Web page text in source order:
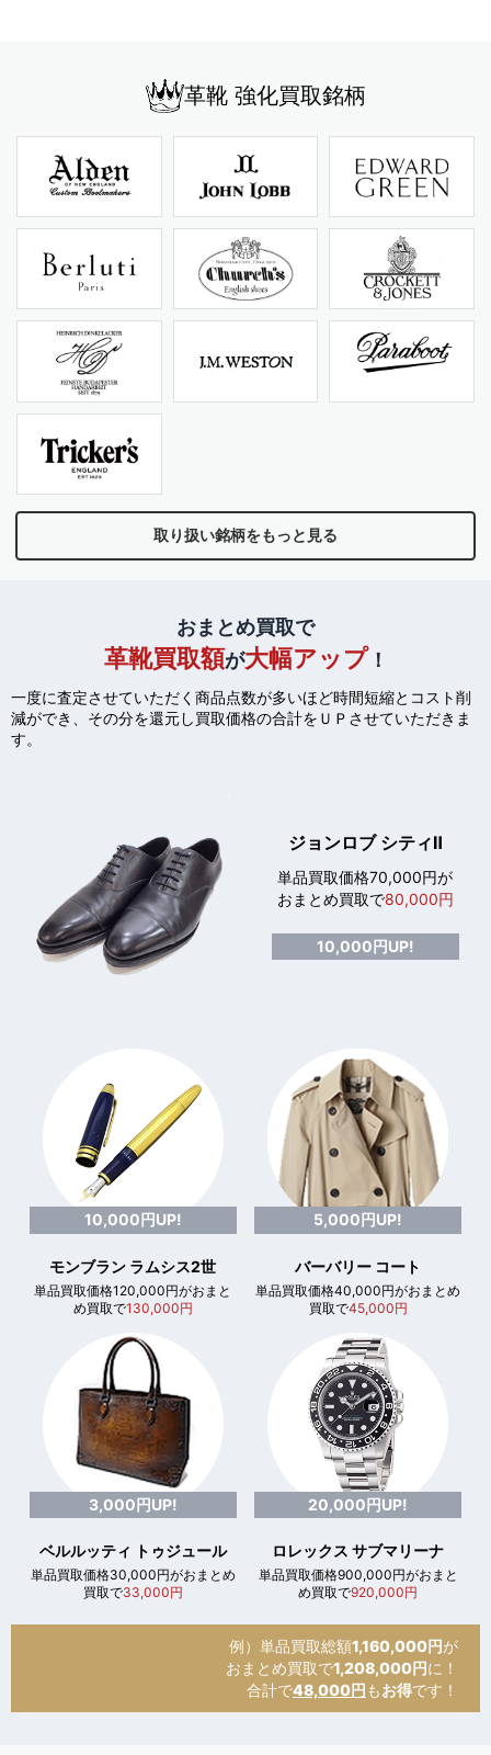
革靴 強化買取銘柄
取り扱い銘柄をもっと見る
おまとめ買取で
革靴買取額が大幅アップ！
一度に査定させていただく商品点数が多いほど時間短縮とコスト削
減ができ、 その分を還元し買取価格の合計をＵＰさせていただきま
す。
ジョンロブ シティⅡ
単品買取価格70,000円が
おまとめ買取で80,000円
10,000円UP!
10,000円UP!
モンブラン ラムシス2世
単品買取価格120,000円がおまと
め買取で130,000円
5,000円UP!
バーバリー コート
単品買取価格40,000円がおまとめ
買取で45,000円
3,000円UP!
ベルルッティ トゥジュール
単品買取価格30,000円がおまとめ
買取で33,000円
20,000円UP!
ロレックス サブマリーナ
単品買取価格900,000円がおまと
め買取で920,000円
例）単品買取総額1,160,000円が
おまとめ買取で1,208,000円に！
合計で48,000円 もお得です！